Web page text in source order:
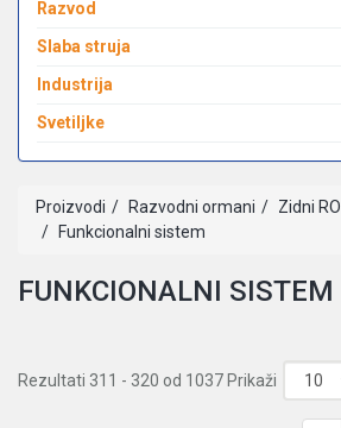
Razvod
Slaba struja
Industrija
Svetiljke
Proizvodi Razvodni ormani
Zidni RO
Funkcionalni sistem
FUNKCIONALNI SISTEM
Rezultati 311 - 320 od 1037 Prikaži